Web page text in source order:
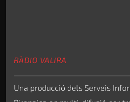
RÀDIO VALIRA
Una producció dels Serveis